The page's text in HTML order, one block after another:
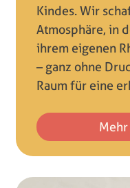
Kindes. Wir
Atmosphäre, in
ihrem eigenen
– ganz ohne
Raum für eine